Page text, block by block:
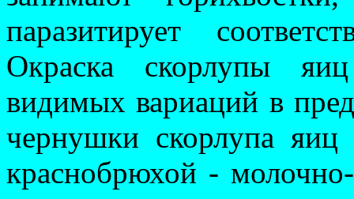
паразитирует
Окраска скорлупы
видимых вариаций в
чернушки скорлупа яиц
краснобрюхой -